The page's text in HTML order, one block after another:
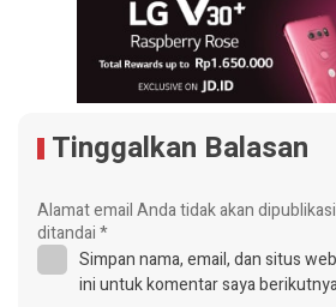
Tinggalkan Balasan
Alamat email Anda tidak akan
ditandai*
Simpan nama, email, dan situs
ini untuk komentar saya